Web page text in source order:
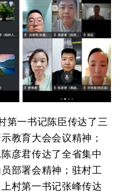
第一书记陈臣传达了三
教育大会会议精神 ；
彦君传达了全省集中
部署会精神；驻村工
村第一书记张峰传达